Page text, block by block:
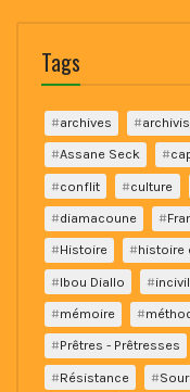
Tags
archives
Assane Seck
conflit
culture
diamacoune
Histoire
histoire
Ibou Diallo
mémoire
Prêtres - Prêtresses
Résistance